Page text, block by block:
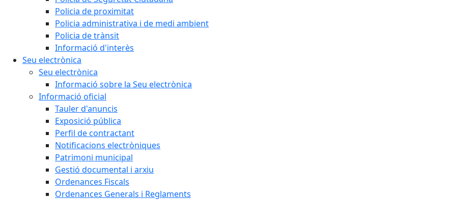
Policia de proximitat
Policia administrativa i de medi ambient
Policia de trànsit
Informació d'interès
Seu electrònica
Seu electrònica
Informació sobre la Seu electrònica
Informació oficial
Tauler d'anuncis
Exposició pública
Perfil de contractant
Notificacions electròniques
Patrimoni municipal
Gestió documental i arxiu
Ordenances Fiscals
Ordenances Generals i Reglaments